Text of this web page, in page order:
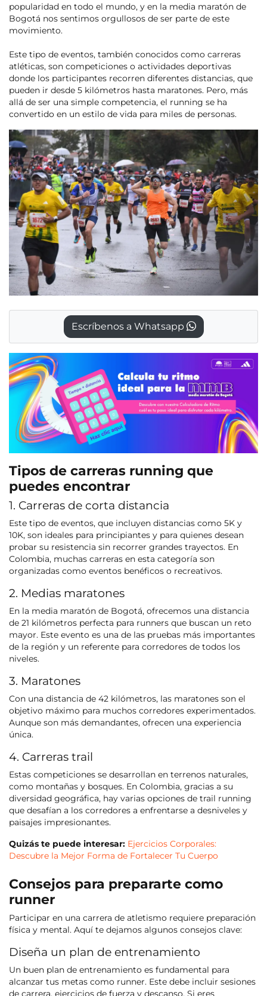
popularidad en todo el mundo, y en la media maratón de
Bogotá nos sentimos orgullosos de ser parte de este
movimiento.
Este tipo de eventos, también conocidos como carreras
atléticas, son competiciones o actividades deportivas
donde los participantes recorren diferentes distancias, que
pueden ir desde 5 kilómetros hasta maratones. Pero, más
allá de ser una simple competencia, el running se ha
convertido en un estilo de vida para miles de personas.
Escríbenos a Whatsapp
Tipos de carreras running que
puedes encontrar
1. Carreras de corta distancia
Este tipo de eventos, que incluyen distancias como 5K y
10K, son ideales para principiantes y para quienes desean
probar su resistencia sin recorrer grandes trayectos. En
Colombia, muchas carreras en esta categoría son
organizadas como eventos benéficos o recreativos.
2. Medias maratones
En la media maratón de Bogotá, ofrecemos una distancia
de 21 kilómetros perfecta para runners que buscan un reto
mayor. Este evento es una de las pruebas más importantes
de la región y un referente para corredores de todos los
niveles.
3. Maratones
Con una distancia de 42 kilómetros, las maratones son el
objetivo máximo para muchos corredores experimentados.
Aunque son más demandantes, ofrecen una experiencia
única.
4. Carreras trail
Estas competiciones se desarrollan en terrenos naturales,
como montañas y bosques. En Colombia, gracias a su
diversidad geográfica, hay varias opciones de trail running
que desafían a los corredores a enfrentarse a desniveles y
paisajes impresionantes.
Quizás te puede interesar: Ejercicios Corporales:
Descubre la Mejor Forma de Fortalecer Tu Cuerpo
Consejos para prepararte como
runner
Participar en una carrera de atletismo requiere preparación
física y mental. Aquí te dejamos algunos consejos clave:
Diseña un plan de entrenamiento
Un buen plan de entrenamiento es fundamental para
alcanzar tus metas como runner. Este debe incluir sesiones
de carrera, ejercicios de fuerza y descanso. Si eres